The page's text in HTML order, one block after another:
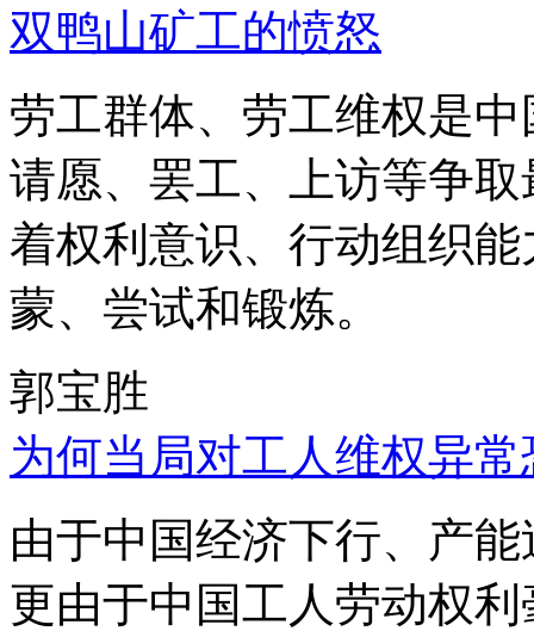
双鸭山矿工的愤怒
劳工群体、劳工维权是
请愿、罢工、上访等争
着权利意识、行动组织
蒙、尝试和锻炼。
郭宝胜
为何当局对工人维权异
由于中国经济下行、产
更由于中国工人劳动权